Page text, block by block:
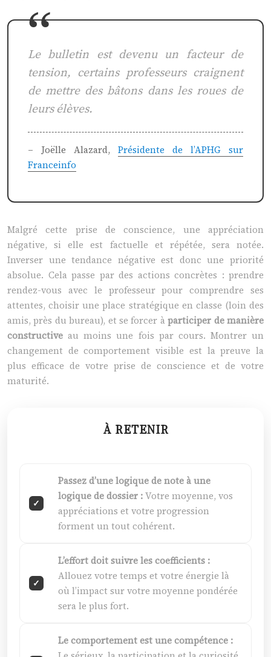
Le bulletin est devenu un facteur de
tension, certains professeurs craignent
de mettre des bâtons dans les roues de
leurs élèves.
– Joëlle Alazard, Présidente de l’APHG sur
Franceinfo
Malgré cette prise de conscience, une appréciation
négative, si elle est factuelle et répétée, sera notée.
Inverser une tendance négative est donc une priorité
absolue. Cela passe par des actions concrètes : prendre
rendez-vous avec le professeur pour comprendre ses
attentes, choisir une place stratégique en classe (loin des
amis, près du bureau), et se forcer àparticiper de manière
constructive au moins une fois par cours. Montrer un
changement de comportement visible est la preuve la
plus efficace de votre prise de conscience et de votre
maturité.
À RETENIR
Passez d’une logique de note à une
logique de dossier :Votre moyenne, vos
appréciations et votre progression
forment un tout cohérent.
L’effort doit suivre les coefficients :
Allouez votre temps et votre énergie là
où l’impact sur votre moyenne pondérée
sera le plus fort.
Le comportement est une compétence :